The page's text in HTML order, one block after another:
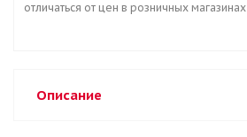
отличаться от цен в розничных магазинах
Описание